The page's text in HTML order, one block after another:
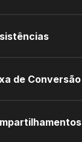
de Conversão